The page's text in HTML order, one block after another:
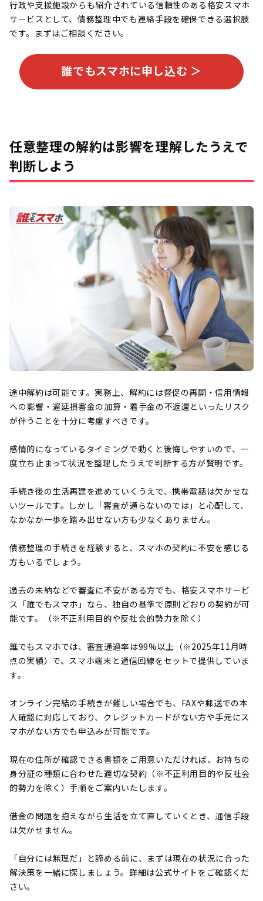
行政や支援施設からも紹介されている信頼性のある格安スマホ
サービスとして、債務整理中でも連絡手段を確保できる選択肢
です。まずはご相談ください。
誰でもスマホに申し込む ＞
任意整理の解約は影響を理解したうえで
判断しよう
途中解約は可能です。実務上、解約には督促の再開・信用情報
への影響・遅延損害金の加算・着手金の不返還といったリスク
が伴うことを十分に考慮すべきです。
感情的になっているタイミングで動くと後悔しやすいので、一
度立ち止まって状況を整理したうえで判断する方が賢明です。
手続き後の生活再建を進めていくうえで、携帯電話は欠かせな
いツールです。しかし「審査が通らないのでは」と心配して、
なかなか一歩を踏み出せない方も少なくありません。
債務整理の手続きを経験すると、スマホの契約に不安を感じる
方もいるでしょう。
過去の未納などで審査に不安がある方でも、格安スマホサービ
ス「誰でもスマホ」なら、独自の基準で原則どおりの契約が可
能です。（※不正利用目的や反社会的勢力を除く）
誰でもスマホでは、審査通過率は99%以上（※2025年11月時
点の実績）で、スマホ端末と通信回線をセットで提供していま
す。
オンライン完結の手続きが難しい場合でも、FAXや郵送での本
人確認に対応しており、クレジットカードがない方や手元にス
マホがない方でも申込みが可能です。
現在の住所が確認できる書類をご用意いただければ、お持ちの
身分証の種類に合わせた適切な契約（※不正利用目的や反社会
的勢力を除く）手順をご案内いたします。
借金の問題を抱えながら生活を立て直していくとき、通信手段
は欠かせません。
「自分には無理だ」と諦める前に、まずは現在の状況に合った
解決策を一緒に探しましょう。詳細は公式サイトをご確認くだ
さい。